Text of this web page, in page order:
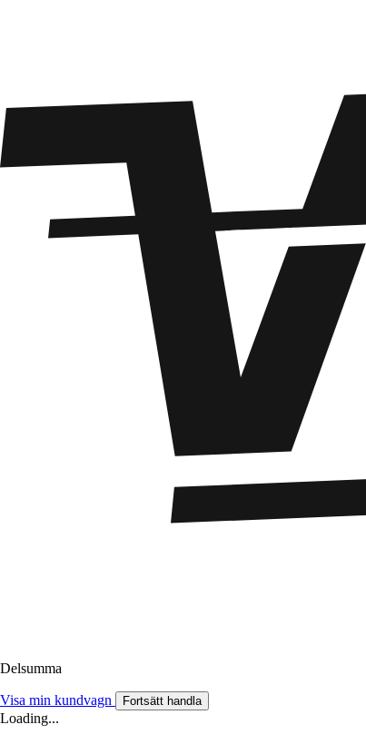
Delsumma
Visa min kundvagn Fortsätt handla
Loading...